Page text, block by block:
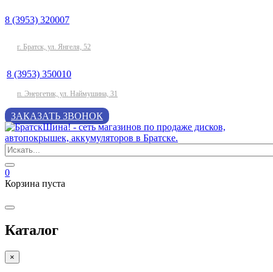
8 (3953) 320007
г. Братск, ул. Янгеля, 52
8 (3953) 350010
п. Энергетик, ул. Наймушина, 31
ЗАКАЗАТЬ ЗВОНОК
0
Корзина пуста
Каталог
×